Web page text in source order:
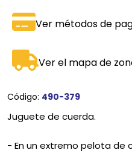
Ver métodos de
Ver el mapa de
Código: 490-379
Juguete de cuerda.
- En un extremo pelota de